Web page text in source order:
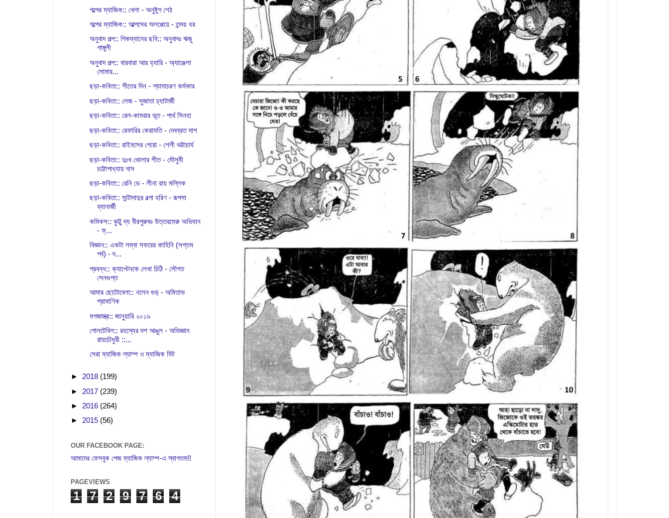
গল্পের ম্যাজিক:: খেলা - অনুষ্টুপ শেঠ
গল্পের ম্যাজিক:: আল্পসের অলপ্পেয়ে - তন্ময় ধর
অনুবাদ গল্প:: পিকম্যানের ছবি:: অনুবাদঃ ঋজু
গাঙ্গুলী
অনুবাদ গল্প:: বারবারা আর হ্যারি - অ্যাঞ্জেলা
সোমার...
ছড়া-কবিতা:: শীতের দিন - শ্যামাচরণ কর্মকার
ছড়া-কবিতা:: লেজ - সুজাতা চ্যাটার্জী
ছড়া-কবিতা:: রেল-কামরার ভূত - পার্থ সিনহা
ছড়া-কবিতা:: রেফারির কেরামতি - দেবব্রত দাশ
ছড়া-কবিতা:: রাইমসের গেরো - শেলী ভট্টাচার্য
ছড়া-কবিতা:: দুঃখ ভোলার শীত - মৌসুমী
চট্টোপাধ্যায় দাস
ছড়া-কবিতা:: রেনি ডে - লীনা রায় মল্লিক
ছড়া-কবিতা:: সান্টাদাদুর বল্গা হরিণ - রূপসা
ব্যানার্জী
কমিকস:: কুট্টু দ্য বীরপুরুষঃ উত্তরমেরু অভিযান
- ফ্...
বিজ্ঞান:: একটা লম্বা সফরের কাহিনি (সপ্তম
পর্ব) - দ...
প্রবন্ধ:: ক্যাপ্টেনকে লেখা চিঠি - সৌগত
সেনগুপ্ত
আমার ছোটোবেলা:: নলেন গুড় - অমিতাভ
প্রামাণিক
মগজাস্ত্র:: জানুয়ারি ২০১৯
গোলটেবিল:: রহস্যের দশ আঙুল - অভিজ্ঞান
রায়চৌধুরী ::...
সেরা ম্যাজিক ল্যাম্প ও ম্যাজিক মিট
► 2018 (199)
► 2017 (239)
► 2016 (264)
► 2015 (56)
OUR FACEBOOK PAGE:
আমাদের ফেসবুক পেজ ম্যাজিক ল্যাম্প-এ স্বাগতম!!
PAGEVIEWS
1 7 2 9 7 6 4